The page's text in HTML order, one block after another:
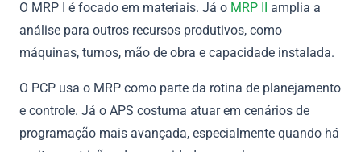
O MRP I é focado em materiais. Já o MRP II amplia a
análise para outros recursos produtivos, como
máquinas, turnos, mão de obra e capacidade instalada.
O PCP usa o MRP como parte da rotina de planejamento
e controle. Já o APS costuma atuar em cenários de
programação mais avançada, especialmente quando há